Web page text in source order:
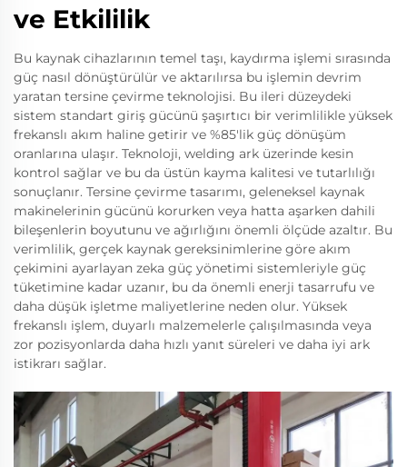
ve Etkililik
Bu kaynak cihazlarının temel taşı, kaydırma işlemi sırasında
güç nasıl dönüştürülür ve aktarılırsa bu işlemin devrim
yaratan tersine çevirme teknolojisi. Bu ileri düzeydeki
sistem standart giriş gücünü şaşırtıcı bir verimlilikle yüksek
frekanslı akım haline getirir ve %85'lik güç dönüşüm
oranlarına ulaşır. Teknoloji, welding ark üzerinde kesin
kontrol sağlar ve bu da üstün kayma kalitesi ve tutarlılığı
sonuçlanır. Tersine çevirme tasarımı, geleneksel kaynak
makinelerinin gücünü korurken veya hatta aşarken dahili
bileşenlerin boyutunu ve ağırlığını önemli ölçüde azaltır. Bu
verimlilik, gerçek kaynak gereksinimlerine göre akım
çekimini ayarlayan zeka güç yönetimi sistemleriyle güç
tüketimine kadar uzanır, bu da önemli enerji tasarrufu ve
daha düşük işletme maliyetlerine neden olur. Yüksek
frekanslı işlem, duyarlı malzemelerle çalışılmasında veya
zor pozisyonlarda daha hızlı yanıt süreleri ve daha iyi ark
istikrarı sağlar.